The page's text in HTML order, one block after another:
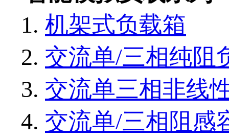
机架式负载箱
交流单/三相纯阻
交流单三相非线
交流单/三相阻感